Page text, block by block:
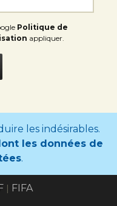
Politique de
appliquer.
les indésirables.
les données de
.
| FIFA